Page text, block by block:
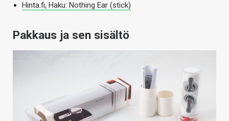
Hinta.fi, Haku: Nothing Ear (stick)
Pakkaus ja sen sisältö